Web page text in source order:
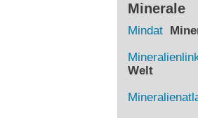
Minerale
Mindat
Welt